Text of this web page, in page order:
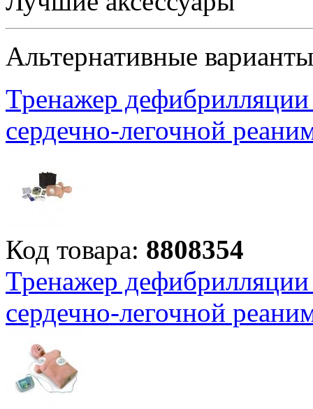
Альтернативные варианты
Тренажер
сердечно-легочной
Код товара: 8808354
Тренажер
сердечно-легочной